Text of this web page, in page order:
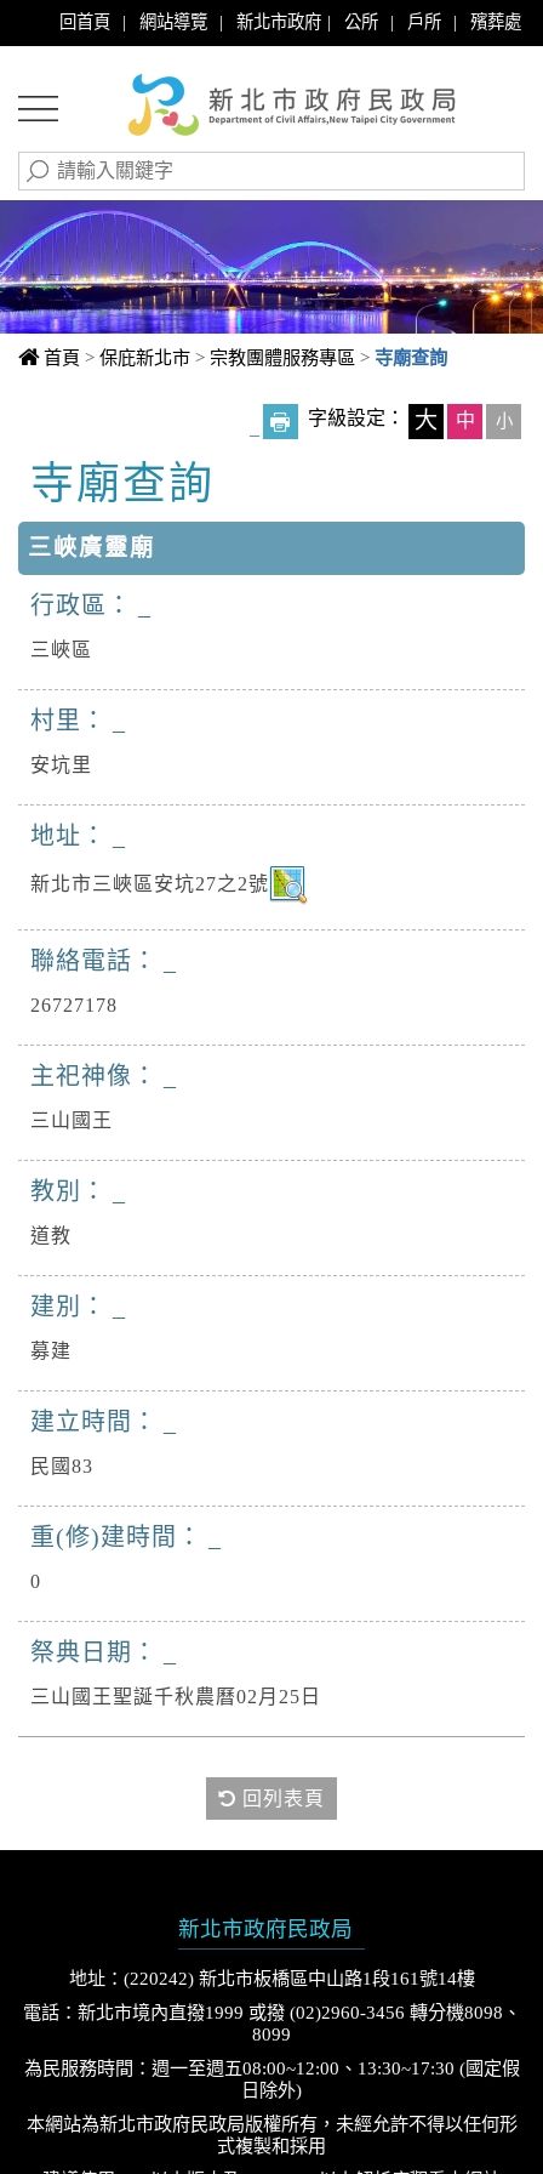
回首頁 | 網站導覽 | 新北市政府 | 公所 | 戶所 | 殯葬處
首頁 > 保庇新北市 > 宗教團體服務專區 > 寺廟查詢
字級設定： 大 中 小
中央內容區塊
寺廟查詢
三峽廣靈廟
行政區：
三峽區
村里：
安坑里
地址：
新北市三峽區安坑27之2號
聯絡電話：
26727178
主祀神像：
三山國王
教別：
道教
建別：
募建
建立時間：
民國83
重(修)建時間：
0
祭典日期：
三山國王聖誕千秋農曆02月25日
回列表頁
新北市政府民政局
地址：(220242) 新北市板橋區中山路1段161號14樓
電話：新北市境內直撥1999 或撥 (02)2960-3456 轉分機8098、
8099
為民服務時間：週一至週五08:00~12:00、13:30~17:30 (國定假
日除外)
本網站為新北市政府民政局版權所有，未經允許不得以任何形
式複製和採用